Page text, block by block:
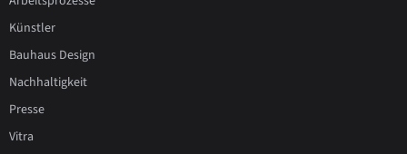
Künstler
Bauhaus Design
Nachhaltigkeit
Presse
Vitra